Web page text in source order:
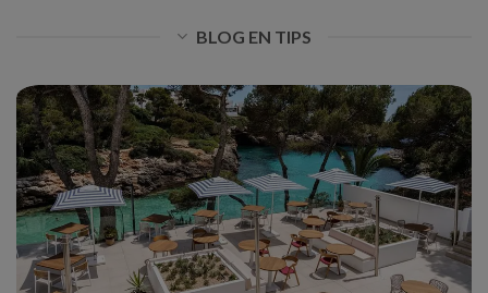
BLOG EN TIPS